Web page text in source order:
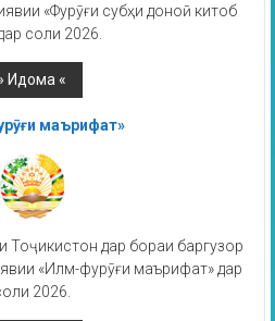
«Фурӯғи субҳи доноӣ китоб
соли 2026.
маърифат»
Тоҷикистон дар бораи баргузор
«Илм-фурӯғи маърифат» дар
2026.